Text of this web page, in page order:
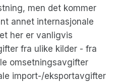
men det kommer
annet internasjonale
her er vanligvis
fra ulike kilder - fra
omsetningsavgifter
import-/eksportavgifter